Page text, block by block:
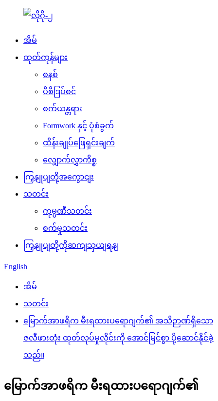
အိမ်
ထုတ်ကုန်များ
စနစ်
ပီစီဒြပ်စင်
စက်ယန္တရား
Formwork နှင့် ပုံစံခွက်
ထိန်းချုပ်ဖြေရှင်းချက်
လျှောက်လွှာကိစ္စ
ကြှနျုပျတို့အကွောငျး
သတင်း
ကုမ္ပဏီသတင်း
စက်မှုသတင်း
ကြှနျုပျတို့ကိုဆကျသှယျရနျ
English
အိမ်
သတင်း
မြောက်အာဖရိက မီးရထားပရောဂျက်၏ အသိဉာဏ်ရှိသော
ဇလီဖားတုံး ထုတ်လုပ်မှုလိုင်းကို အောင်မြင်စွာ ပို့ဆောင်နိုင်ခဲ့
သည်။
မြောက်အာဖရိက မီးရထားပရောဂျက်၏